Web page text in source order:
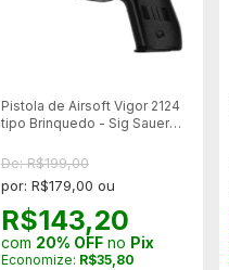
Pistola de Airsoft Vigor 2124
tipo Brinquedo - Sig Sauer
De: R$199,00
por: R$179,00 ou
R$143,20
com 20% OFF no Pix
Economize: R$35,80